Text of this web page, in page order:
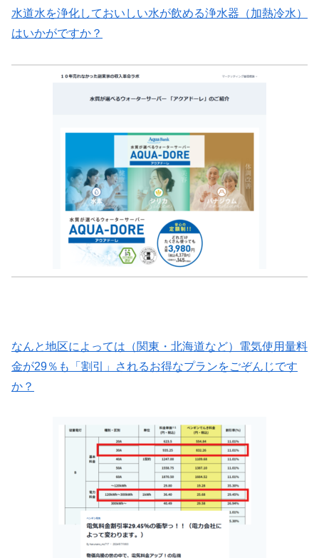
水道水を浄化しておいしい水が飲める浄水器（加熱冷水）
はいかがですか？
なんと地区によっては（関東・北海道など）電気使用量料
金が29％も「割引」されるお得なプランをごぞんじです
か？